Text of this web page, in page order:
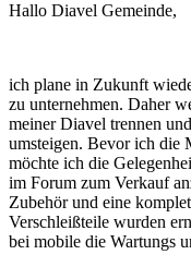
Hallo Diavel Gemeinde,
ich plane in Zukunft
zu unternehmen. Daher
meiner Diavel trennen
umsteigen. Bevor ich die
möchte ich die
im Forum zum Verkauf
Zubehör und eine
Verschleißteile wurden
bei mobile die Wartungs